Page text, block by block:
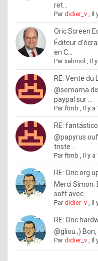
ret...
Pardidier_v ,Il
Oric Screen
Éditeur
en C...
Parxahmol ,Il
RE: Vente du
@semama
paypal sur ...
Parftmb ,Il y a
RE:
@papyrus
triste...
Parftmb ,Il y a
RE: Oric.org
Merci
soft avec...
Pardidier_v ,Il
RE: Oric
@gliou ;)
Pardidier_v ,Il